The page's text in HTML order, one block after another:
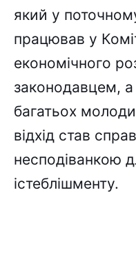
який у
працював у
економічного
законодавцем,
багатьох
відхід став
несподіванкою
істеблішменту.